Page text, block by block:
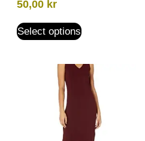
50,00 kr
Select options